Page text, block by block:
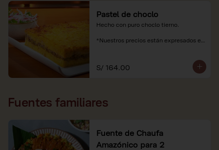
Pastel de choclo
Hecho con puro choclo tierno.
*Nuestros precios están expresados en
S/ 164.00
Fuentes familiares
Fuente de Chaufa
Amazónico para 2